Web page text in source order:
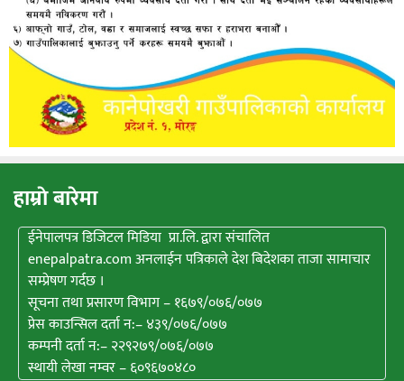
हाम्राे बारेमा
ईनेपालपत्र डिजिटल मिडिया प्रा.लि. द्वारा संचालित
enepalpatra.com अनलाईन पत्रिकाले देश बिदेशका ताजा सामाचार
सम्प्रेषण गर्दछ ।
सूचना तथा प्रसारण विभाग – १६७९/०७६/०७७
प्रेस काउन्सिल दर्ता न:– ४३९/०७६/०७७
कम्पनी दर्ता न:– २२९२७९/०७६/०७७
स्थायी लेखा नम्वर – ६०९६७०४८०